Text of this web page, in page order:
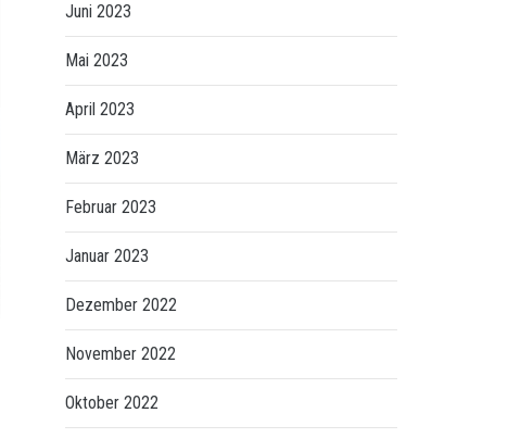
Juni 2023
Mai 2023
April 2023
März 2023
Februar 2023
Januar 2023
Dezember 2022
November 2022
Oktober 2022